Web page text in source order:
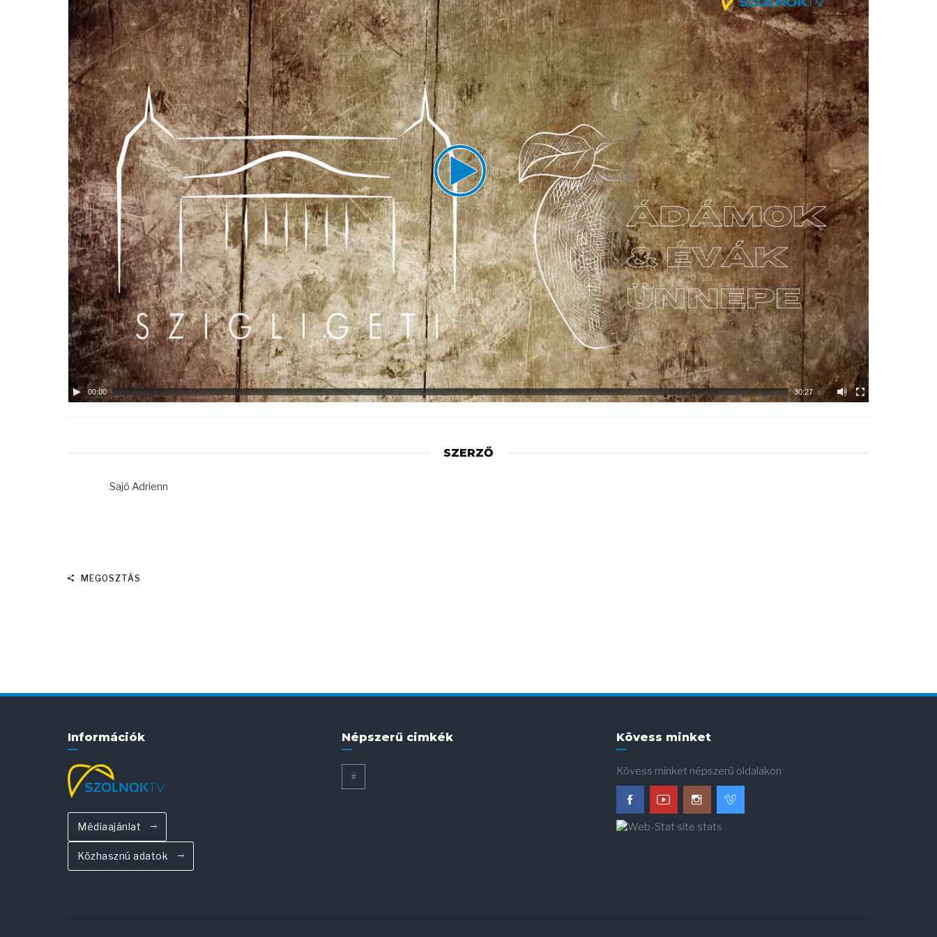
00:00 30:27
SZERZŐ
Sajó Adrienn
MEGOSZTÁS
Információk
Médiaajánlat
Közhasznú adatok
Népszerű cimkék
#
Kövess minket
Kövess minket népszerű oldalakon